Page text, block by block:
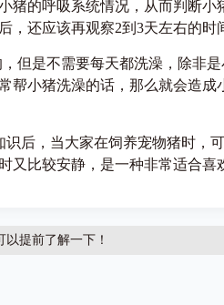
猪的呼吸系统情况，从而判断
，还应该再观察2到3天左右的
是不需要每天都洗澡，除非是
帮小猪洗澡的话，那么就会造
，当大家在饲养宠物猪时，可
又比较安静，是一种非常适合喜
提前了解一下！